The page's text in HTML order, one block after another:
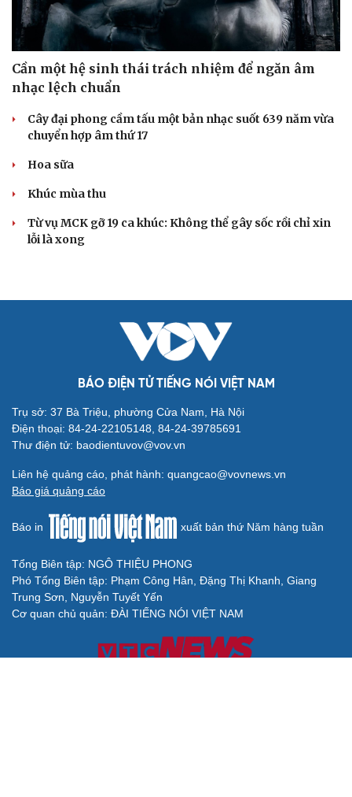
Cần một hệ sinh thái trách nhiệm để ngăn âm
nhạc lệch chuẩn
Cây đại phong cầm tấu một bản nhạc suốt 639 năm vừa
chuyển hợp âm thứ 17
Hoa sữa
Khúc mùa thu
Từ vụ MCK gỡ 19 ca khúc: Không thể gây sốc rồi chỉ xin
lỗi là xong
BÁO ĐIỆN TỬ TIẾNG NÓI VIỆT NAM
Trụ sở: 37 Bà Triệu, phường Cửa Nam, Hà Nội
Điện thoại: 84-24-22105148, 84-24-39785691
Thư điện tử: baodientuvov@vov.vn
Liên hệ quảng cáo, phát hành: quangcao@vovnews.vn
Báo giá quảng cáo
Báo in xuất bản thứ Năm hàng tuần
Tổng Biên tập: NGÔ THIỆU PHONG
Phó Tổng Biên tập: Phạm Công Hân, Đặng Thị Khanh, Giang
Trung Sơn, Nguyễn Tuyết Yến
Cơ quan chủ quản: ĐÀI TIẾNG NÓI VIỆT NAM